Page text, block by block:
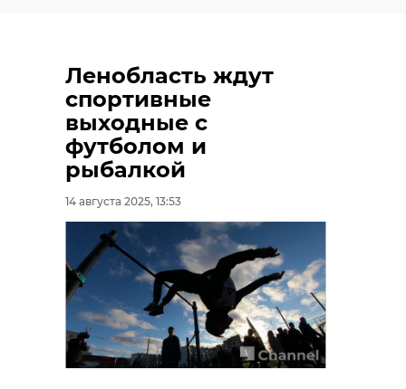
Ленобласть ждут
спортивные
выходные с
футболом и
рыбалкой
14 августа 2025, 13:53
Сергей
Александр
Дрозденко: